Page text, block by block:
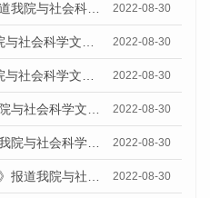
8月26日《南方都市报》报道我院与社会科学文献出版社联合发布《广州蓝皮书：广州社会发展报告(2022)》的媒体文章 2022-08-30
8月27日《南方+》报道我院与社会科学文献出版社联合发布《广州蓝皮书：广州社会发展报告(2022)》的媒体文章 2022-08-30
8月27日《花城+》报道我院与社会科学文献出版社联合发布《广州蓝皮书：广州社会发展报告(2022)》的媒体文章 2022-08-30
8月27日《新快网》报道我院与社会科学文献出版社联合发布《广州蓝皮书：广州社会发展报告(2022)》的媒体文章 2022-08-30
8月27日《时代在线》报道我院与社会科学文献出版社联合发布《广州蓝皮书：广州社会发展报告(2022)》的媒体文章 2022-08-30
8月27日《广州日报客户端》报道我院与社会科学文献出版社联合发布《广州蓝皮书：广州社会发展报告(2022)》的媒体文章 2022-08-30